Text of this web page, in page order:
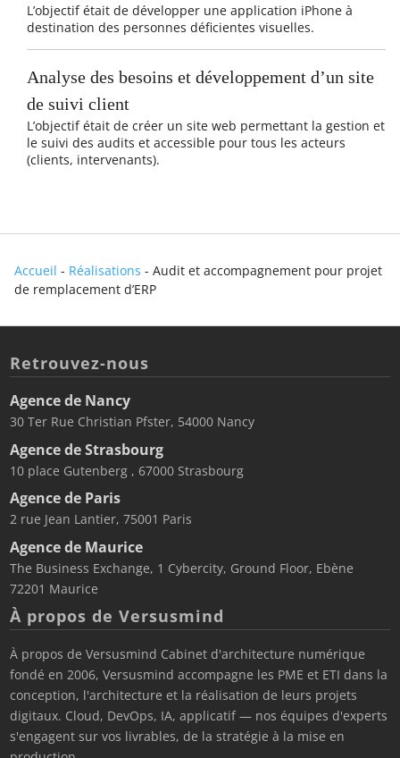
L’objectif était de développer une application iPhone à
destination des personnes déficientes visuelles.
Analyse des besoins et développement d’un site
de suivi client
L’objectif était de créer un site web permettant la gestion et
le suivi des audits et accessible pour tous les acteurs
(clients, intervenants).
Accueil - Réalisations - Audit et accompagnement pour projet
de remplacement d’ERP
Retrouvez-nous
Agence de Nancy
30 Ter Rue Christian Pfster, 54000 Nancy
Agence de Strasbourg
10 place Gutenberg , 67000 Strasbourg
Agence de Paris
2 rue Jean Lantier, 75001 Paris
Agence de Maurice
The Business Exchange, 1 Cybercity, Ground Floor, Ebène
72201 Maurice
À propos de Versusmind
À propos de Versusmind Cabinet d'architecture numérique
fondé en 2006, Versusmind accompagne les PME et ETI dans la
conception, l'architecture et la réalisation de leurs projets
digitaux. Cloud, DevOps, IA, applicatif — nos équipes d'experts
s'engagent sur vos livrables, de la stratégie à la mise en